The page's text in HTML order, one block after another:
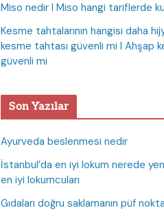
Miso nedir I Miso hangi tariflerde
Kesme tahtalarının hangisi daha
kesme tahtası güvenli mi I Ahşap
güvenli mi
Son Yazılar
Ayurveda beslenmesi nedir
İstanbul’da en iyi lokum nerede
en iyi lokumcuları
Gıdaları doğru saklamanın püf